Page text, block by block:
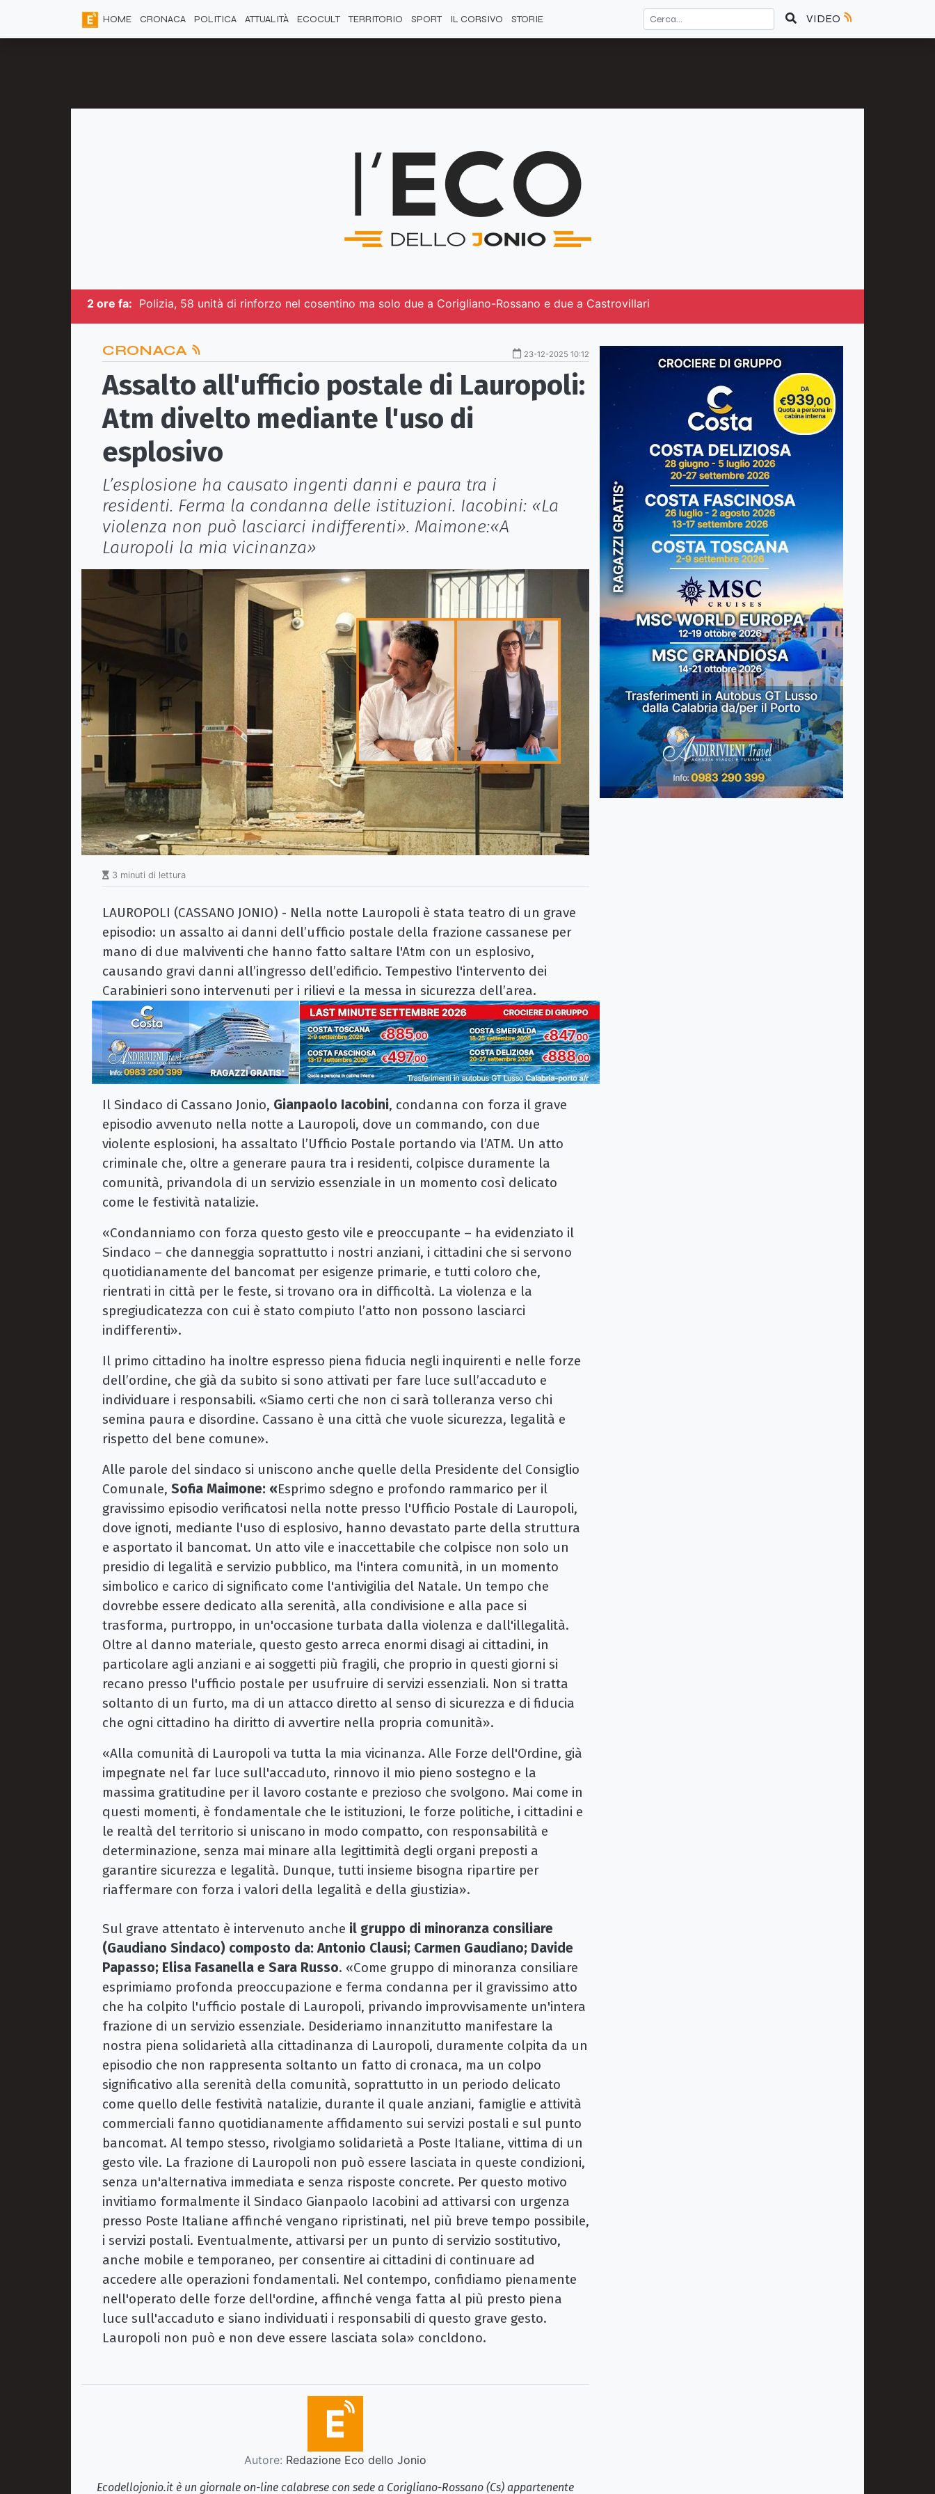
HOME CRONACA POLITICA ATTUALITÀ ECOCULT TERRITORIO SPORT IL CORSIVO STORIE VIDEO
2 ore fa: Polizia, 58 unità di rinforzo nel cosentino ma solo due a Corigliano-Rossano e due a Castrovillari
CRONACA 23-12-2025 10:12
Assalto all'ufficio postale di Lauropoli:
Atm divelto mediante l'uso di
esplosivo
L’esplosione ha causato ingenti danni e paura tra i
residenti. Ferma la condanna delle istituzioni. Iacobini: «La
violenza non può lasciarci indifferenti». Maimone:«A
Lauropoli la mia vicinanza»
3 minuti di lettura
LAUROPOLI (CASSANO JONIO) - Nella notte Lauropoli è stata teatro di un grave
episodio: un assalto ai danni dell’ufficio postale della frazione cassanese per
mano di due malviventi che hanno fatto saltare l'Atm con un esplosivo,
causando gravi danni all’ingresso dell’edificio. Tempestivo l'intervento dei
Carabinieri sono intervenuti per i rilievi e la messa in sicurezza dell’area.
Il Sindaco di Cassano Jonio, Gianpaolo Iacobini, condanna con forza il grave
episodio avvenuto nella notte a Lauropoli, dove un commando, con due
violente esplosioni, ha assaltato l’Ufficio Postale portando via l’ATM. Un atto
criminale che, oltre a generare paura tra i residenti, colpisce duramente la
comunità, privandola di un servizio essenziale in un momento così delicato
come le festività natalizie.
«Condanniamo con forza questo gesto vile e preoccupante – ha evidenziato il
Sindaco – che danneggia soprattutto i nostri anziani, i cittadini che si servono
quotidianamente del bancomat per esigenze primarie, e tutti coloro che,
rientrati in città per le feste, si trovano ora in difficoltà. La violenza e la
spregiudicatezza con cui è stato compiuto l’atto non possono lasciarci
indifferenti».
Il primo cittadino ha inoltre espresso piena fiducia negli inquirenti e nelle forze
dell’ordine, che già da subito si sono attivati per fare luce sull’accaduto e
individuare i responsabili. «Siamo certi che non ci sarà tolleranza verso chi
semina paura e disordine. Cassano è una città che vuole sicurezza, legalità e
rispetto del bene comune».
Alle parole del sindaco si uniscono anche quelle della Presidente del Consiglio
Comunale, Sofia Maimone: «Esprimo sdegno e profondo rammarico per il
gravissimo episodio verificatosi nella notte presso l'Ufficio Postale di Lauropoli,
dove ignoti, mediante l'uso di esplosivo, hanno devastato parte della struttura
e asportato il bancomat. Un atto vile e inaccettabile che colpisce non solo un
presidio di legalità e servizio pubblico, ma l'intera comunità, in un momento
simbolico e carico di significato come l'antivigilia del Natale. Un tempo che
dovrebbe essere dedicato alla serenità, alla condivisione e alla pace si
trasforma, purtroppo, in un'occasione turbata dalla violenza e dall'illegalità.
Oltre al danno materiale, questo gesto arreca enormi disagi ai cittadini, in
particolare agli anziani e ai soggetti più fragili, che proprio in questi giorni si
recano presso l'ufficio postale per usufruire di servizi essenziali. Non si tratta
soltanto di un furto, ma di un attacco diretto al senso di sicurezza e di fiducia
che ogni cittadino ha diritto di avvertire nella propria comunità».
«Alla comunità di Lauropoli va tutta la mia vicinanza. Alle Forze dell'Ordine, già
impegnate nel far luce sull'accaduto, rinnovo il mio pieno sostegno e la
massima gratitudine per il lavoro costante e prezioso che svolgono. Mai come in
questi momenti, è fondamentale che le istituzioni, le forze politiche, i cittadini e
le realtà del territorio si uniscano in modo compatto, con responsabilità e
determinazione, senza mai minare alla legittimità degli organi preposti a
garantire sicurezza e legalità. Dunque, tutti insieme bisogna ripartire per
riaffermare con forza i valori della legalità e della giustizia».
Sul grave attentato è intervenuto anche il gruppo di minoranza consiliare
(Gaudiano Sindaco) composto da: Antonio Clausi; Carmen Gaudiano; Davide
Papasso; Elisa Fasanella e Sara Russo. «Come gruppo di minoranza consiliare
esprimiamo profonda preoccupazione e ferma condanna per il gravissimo atto
che ha colpito l'ufficio postale di Lauropoli, privando improvvisamente un'intera
frazione di un servizio essenziale. Desideriamo innanzitutto manifestare la
nostra piena solidarietà alla cittadinanza di Lauropoli, duramente colpita da un
episodio che non rappresenta soltanto un fatto di cronaca, ma un colpo
significativo alla serenità della comunità, soprattutto in un periodo delicato
come quello delle festività natalizie, durante il quale anziani, famiglie e attività
commerciali fanno quotidianamente affidamento sui servizi postali e sul punto
bancomat. Al tempo stesso, rivolgiamo solidarietà a Poste Italiane, vittima di un
gesto vile. La frazione di Lauropoli non può essere lasciata in queste condizioni,
senza un'alternativa immediata e senza risposte concrete. Per questo motivo
invitiamo formalmente il Sindaco Gianpaolo Iacobini ad attivarsi con urgenza
presso Poste Italiane affinché vengano ripristinati, nel più breve tempo possibile,
i servizi postali. Eventualmente, attivarsi per un punto di servizio sostitutivo,
anche mobile e temporaneo, per consentire ai cittadini di continuare ad
accedere alle operazioni fondamentali. Nel contempo, confidiamo pienamente
nell'operato delle forze dell'ordine, affinché venga fatta al più presto piena
luce sull'accaduto e siano individuati i responsabili di questo grave gesto.
Lauropoli non può e non deve essere lasciata sola» concldono.
Autore: Redazione Eco dello Jonio
Ecodellojonio.it è un giornale on-line calabrese con sede a Corigliano-Rossano (Cs) appartenente